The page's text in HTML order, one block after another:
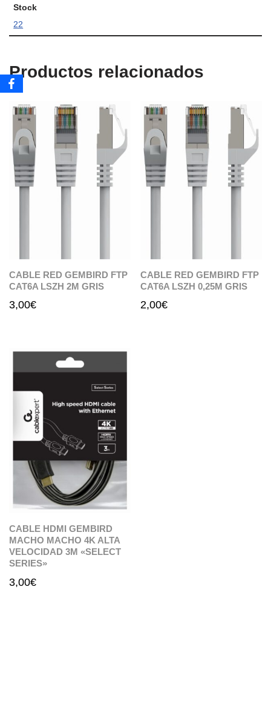
Stock
22
Productos relacionados
CABLE RED GEMBIRD FTP
CAT6A LSZH 2M GRIS
3,00€
CABLE RED GEMBIRD FTP
CAT6A LSZH 0,25M GRIS
2,00€
CABLE HDMI GEMBIRD
MACHO MACHO 4K ALTA
VELOCIDAD 3M «SELECT
SERIES»
3,00€